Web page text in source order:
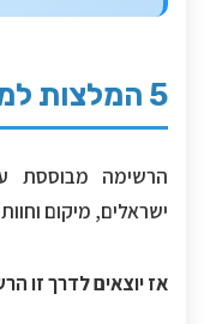
5 המלצות למלונות באתונה על הים
הרשימה מבוססת
ישראלים, מיקום
אז יוצאים לדרך זו